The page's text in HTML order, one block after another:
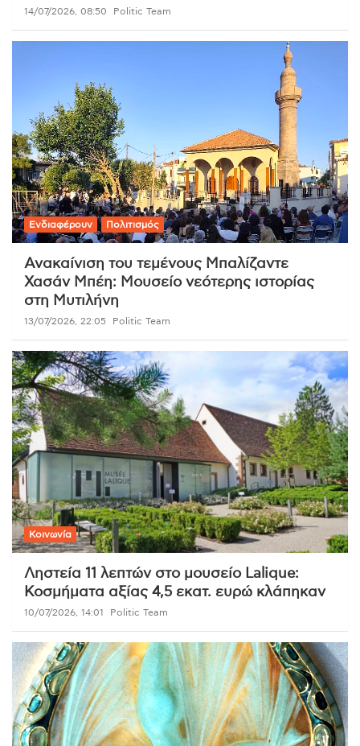
14/07/2026, 08:50 Politic Team
Ενδιαφέρουν Πολιτισμός
Ανακαίνιση του τεμένους Μπαλίζαντε
Χασάν Μπέη: Μουσείο νεότερης ιστορίας
στη Μυτιλήνη
13/07/2026, 22:05 Politic Team
Κοινωνία
Ληστεία 11 λεπτών στο μουσείο Lalique:
Κοσμήματα αξίας 4,5 εκατ. ευρώ κλάπηκαν
10/07/2026, 14:01 Politic Team